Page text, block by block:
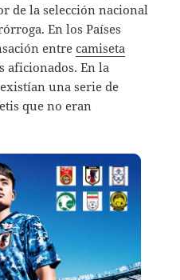
de la selección nacional
En los Países
entrecamiseta
aficionados. En la
una serie de
que no eran